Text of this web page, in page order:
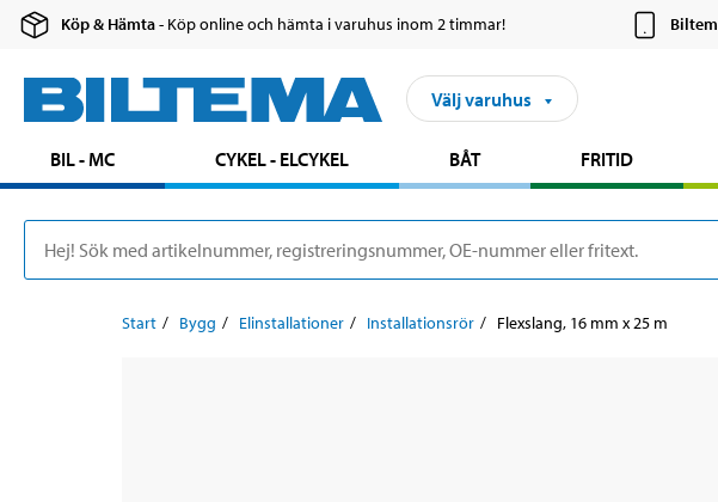
Köp & Hämta- Köp online och hämta i varuhus inom 2 timmar!
Välj varuhus
BIL - MC CYKEL - ELCYKEL BÅT FRITID
Start Bygg Elinstallationer Installationsrör Flexslang, 16 mm x 25 m